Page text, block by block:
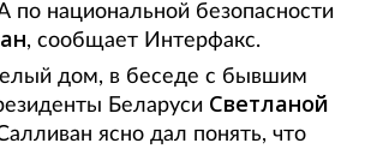
национальной безопасности
, сообщает Интерфакс.
дом, в беседе с бывшим
Беларуси Светланой
ясно дал понять, что